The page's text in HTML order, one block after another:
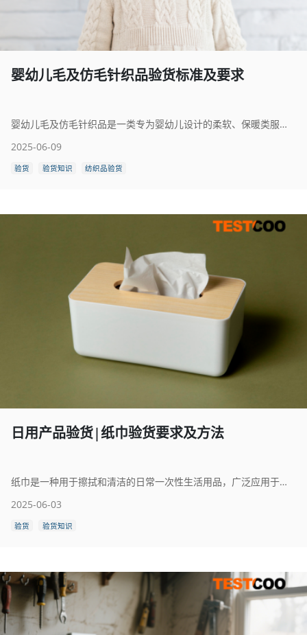
婴幼儿毛及仿毛针织品验货标准及要求
婴幼儿毛及仿毛针织品是一类专为婴幼儿设计的柔软、保暖类服饰或用品，主要采用天然动物毛（如羊毛、兔毛）或高品质仿毛纤维（如腈纶、涤纶混纺）通过针织工艺制成。此类产品包括毛衣、毛裤、连体衣、帽子、围巾、毛毯等，具有良好的保暖性、柔软性和弹性，贴合婴幼儿娇嫩肌肤，不易引起过敏和不适。
2025-06-09
验货 验货知识 纺织品验货
日用产品验货|纸巾验货要求及方法
纸巾是一种用于擦拭和清洁的日常一次性生活用品，广泛应用于家庭、办公、餐饮、出行等场景。常见纸巾包括面巾纸、餐巾纸、抽纸、湿巾等，根据用途不同在材质、柔软度和吸水性上略有差异。
2025-06-03
验货 验货知识